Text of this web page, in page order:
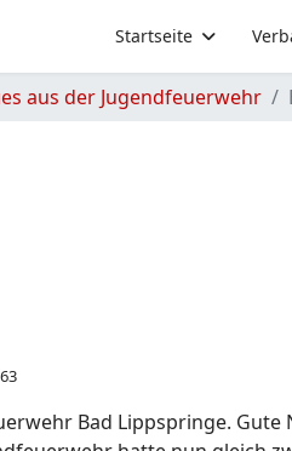
Startseite
aus der Jugendfeuerwehr
Bad Lippspringe.